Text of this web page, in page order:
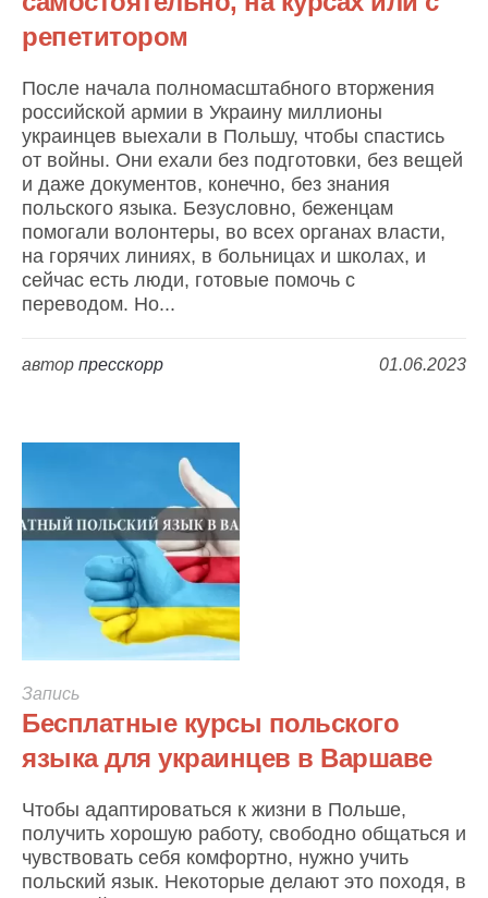
репетитором
После начала полномасштабного вторжения
российской армии в Украину миллионы
украинцев выехали в Польшу, чтобы спастись
от войны. Они ехали без подготовки, без вещей
и даже документов, конечно, без знания
польского языка. Безусловно, беженцам
помогали волонтеры, во всех органах власти,
на горячих линиях, в больницах и школах, и
сейчас есть люди, готовые помочь с
переводом. Но...
01.06.2023
автор пресскорр
Запись
Бесплатные курсы польского
языка для украинцев в Варшаве
Чтобы адаптироваться к жизни в Польше,
получить хорошую работу, свободно общаться и
чувствовать себя комфортно, нужно учить
польский язык. Некоторые делают это походя, в